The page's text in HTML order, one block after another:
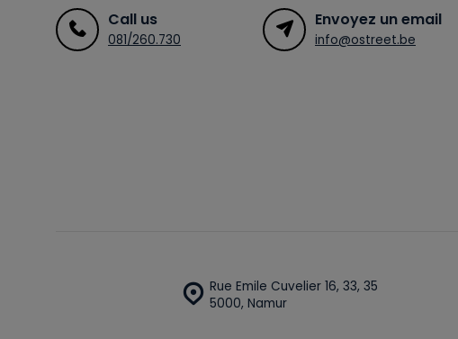
Call us
081/260.730
Envoyez un email
info@ostreet.be
Rue Emile Cuvelier 16, 33, 35
5000, Namur